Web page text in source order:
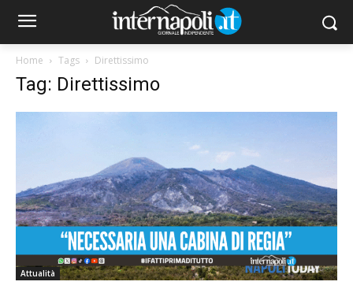
Home Tags Direttissimo
Tag: Direttissimo
Attualità